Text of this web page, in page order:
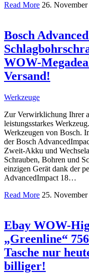
Read More 26.
Bosch
WOW-
Versand!
Werkzeuge
Zur Verwirklichung Ihrer
leistungsstarkes
Werkzeugen von Bosch.
der Bosch
Zweit-Akku und
Schrauben, Bohren und
einzigen Gerät dank der
AdvancedImpact 18…
Read More 25.
Ebay WOW-
„Greenline“
Tasche nur
billiger!